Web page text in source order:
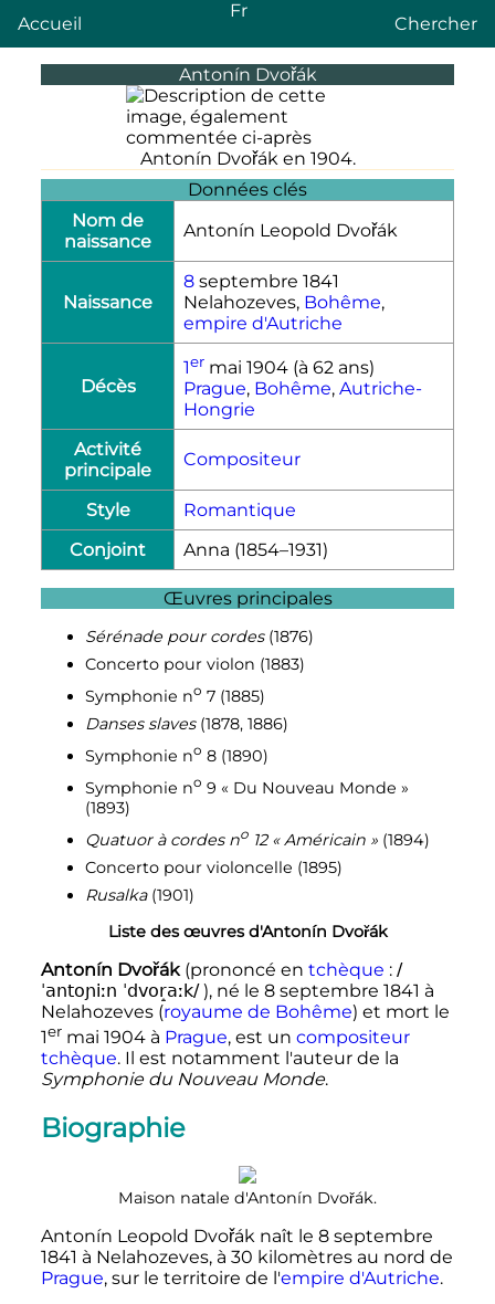
Accueil
Fr
Chercher
Antonín Dvořák
Antonín Dvořák en 1904.
Données clés
Nom de
naissance
Antonín Leopold Dvořák
Naissance
8 septembre 1841
Nelahozeves, Bohême,
empire d'Autriche
Décès
1er mai 1904 (à 62 ans)
Prague, Bohême, Autriche-
Hongrie
Activité
principale
Compositeur
Style
Romantique
Conjoint
Anna (1854–1931)
Œuvres principales
Sérénade pour cordes(1876)
Concerto pour violon (1883)
Symphonie no 7 (1885)
Danses slaves(1878, 1886)
Symphonie no 8 (1890)
Symphonie no 9 « Du Nouveau Monde »
(1893)
Quatuor à cordes no12 « Américain »(1894)
Concerto pour violoncelle (1895)
Rusalka(1901)
Liste des œuvres d'Antonín Dvořák
Antonín Dvořák(prononcé en tchèque : /
ˈantoɲiːn ˈdvor̝aːk/ ), né le 8 septembre 1841 à
Nelahozeves (royaume de Bohême) et mort le
1ermai 1904à Prague, est un compositeur
tchèque. Il est notamment l'auteur de la
Symphonie du Nouveau Monde.
Biographie
Maison natale d'Antonín Dvořák.
Antonín Leopold Dvořák naît le 8 septembre
1841 à Nelahozeves, à 30 kilomètresau nord de
Prague, sur le territoire de l'empire d'Autriche.